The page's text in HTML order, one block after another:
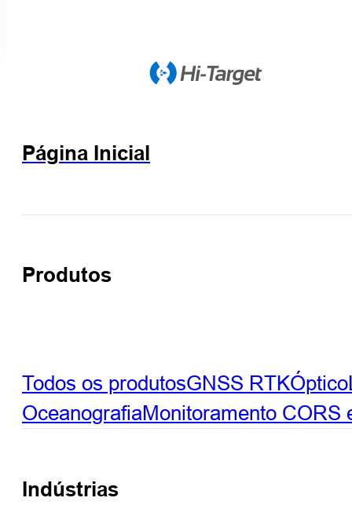
Página Inicial
Produtos
Todos os produtosGNSS RTKÓptico
OceanografiaMonitoramento CORS
Indústrias